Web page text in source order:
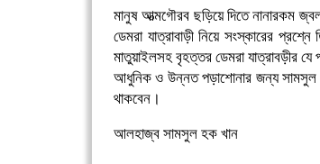
মানুষ আত্মগৌরব ছড়িয়ে দিতে নানারকম
ডেমরা যাত্রাবাড়ী নিয়ে সংস্কারের
মাতুয়াইলসহ বৃহত্তর ডেমরা যাত্রাবড়ীর
আধুনিক ও উন্নত পড়াশোনার জন্য সামসুল
থাকবেন।
আলহাজ্ব সামসুল হক খান